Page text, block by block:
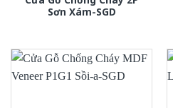
Sơn Xám-SGD